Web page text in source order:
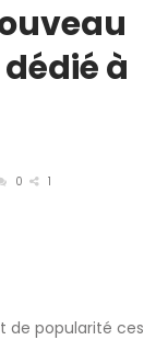
à
0 1
de popularité ces